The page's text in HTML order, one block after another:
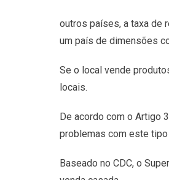
outros países, a taxa de
um país de dimensões
Se o local vende
locais.
De acordo com o Artigo
problemas com este tipo
Baseado no CDC, o